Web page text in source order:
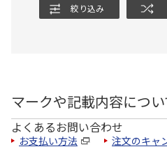
絞り込み
マークや記載内容につい
よくあるお問い合わせ
お支払い方法 注文のキャ